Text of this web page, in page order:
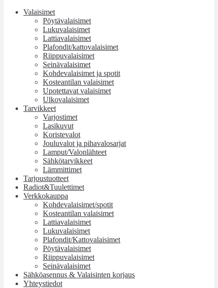
Valaisimet
Pöytävalaisimet
Lukuvalaisimet
Lattiavalaisimet
Plafondit/kattovalaisimet
Riippuvalaisimet
Seinävalaisimet
Kohdevalaisimet ja spotit
Kosteantilan valaisimet
Upotettavat valaisimet
Ulkovalaisimet
Tarvikkeet
Varjostimet
Lasikuvut
Koristevalot
Jouluvalot ja pihavalosarjat
Lamput/Valonlähteet
Sähkötarvikkeet
Lämmittimet
Tarjoustuotteet
Radiot&Tuulettimet
Verkkokauppa
Kohdevalaisimet/spotit
Kosteantilan valaisimet
Lattiavalaisimet
Lukuvalaisimet
Plafondit/Kattovalaisimet
Pöytävalaisimet
Riippuvalaisimet
Seinävalaisimet
Sähköasennus & Valaisinten korjaus
Yhteystiedot